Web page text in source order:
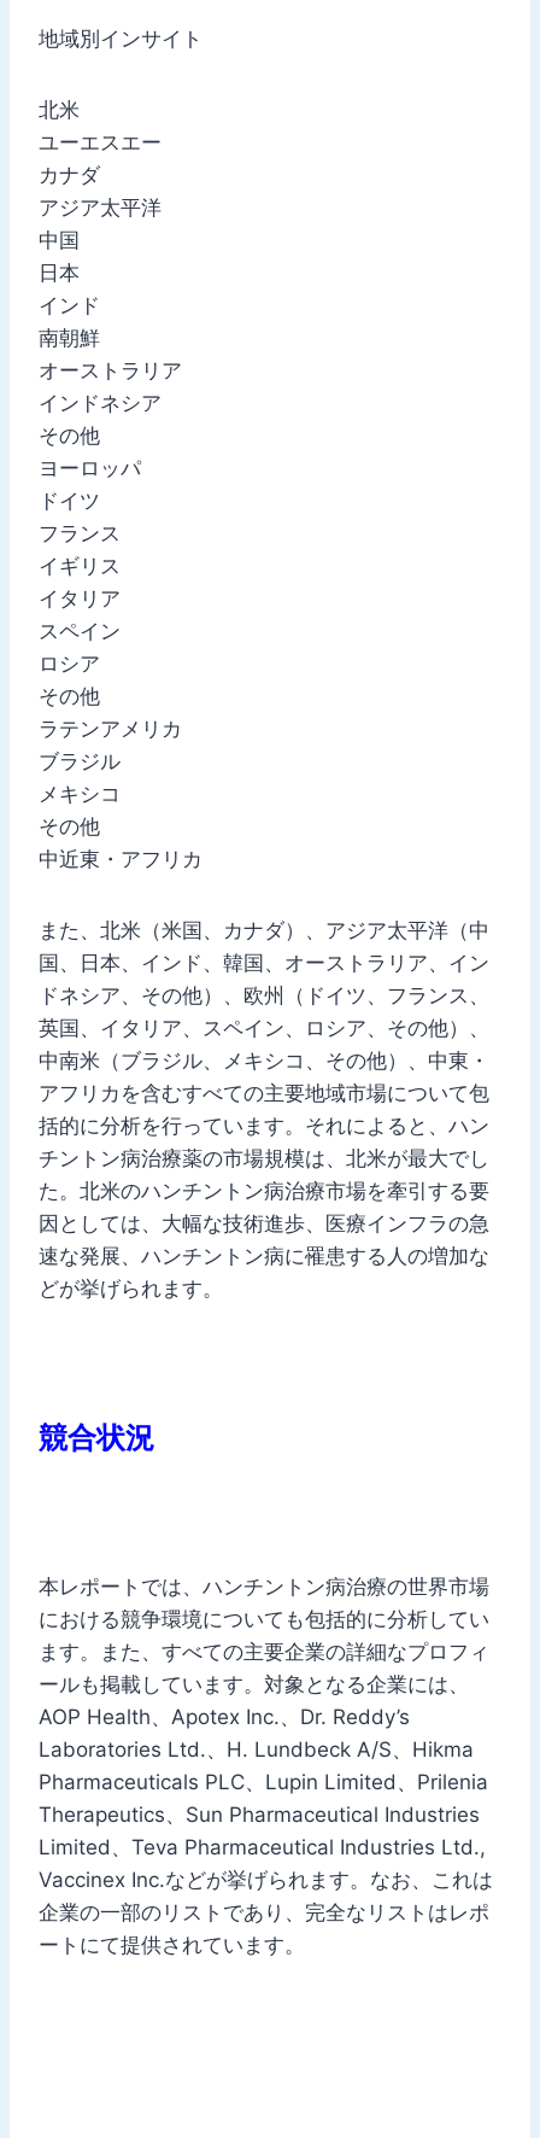
地域別インサイト
北米
ユーエスエー
カナダ
アジア太平洋
中国
日本
インド
南朝鮮
オーストラリア
インドネシア
その他
ヨーロッパ
ドイツ
フランス
イギリス
イタリア
スペイン
ロシア
その他
ラテンアメリカ
ブラジル
メキシコ
その他
中近東・アフリカ
また、北米（米国、カナダ）、アジア太平洋（中
国、日本、インド、韓国、オーストラリア、イン
ドネシア、その他）、欧州（ドイツ、フランス、
英国、イタリア、スペイン、ロシア、その他）、
中南米（ブラジル、メキシコ、その他）、中東・
アフリカを含むすべての主要地域市場について包
括的に分析を行っています。それによると、ハン
チントン病治療薬の市場規模は、北米が最大でし
た。北米のハンチントン病治療市場を牽引する要
因としては、大幅な技術進歩、医療インフラの急
速な発展、ハンチントン病に罹患する人の増加な
どが挙げられます。
競合状況
本レポートでは、ハンチントン病治療の世界市場
における競争環境についても包括的に分析してい
ます。また、すべての主要企業の詳細なプロフィ
ールも掲載しています。対象となる企業には、
AOP Health、Apotex Inc.、Dr. Reddy’s
Laboratories Ltd.、H. Lundbeck A/S、Hikma
Pharmaceuticals PLC、Lupin Limited、Prilenia
Therapeutics、Sun Pharmaceutical Industries
Limited、Teva Pharmaceutical Industries Ltd.,
Vaccinex Inc.などが挙げられます。なお、これは
企業の一部のリストであり、完全なリストはレポ
ートにて提供されています。